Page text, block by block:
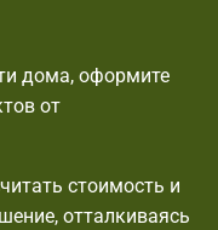
дома, оформите
от
стоимость и
отталкиваясь